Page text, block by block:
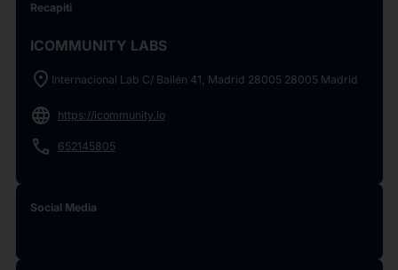
Recapiti
ICOMMUNITY LABS
location_on Internacional Lab C/ Bailén 41, Madrid 28005 28005 Madrid
language https://icommunity.io
phone 652145805
Social Media